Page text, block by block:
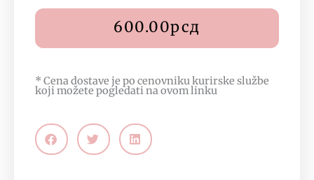
600.00рсд
* Cena dostave je po cenovniku kurirske službe
koji možete pogledati naovom linku